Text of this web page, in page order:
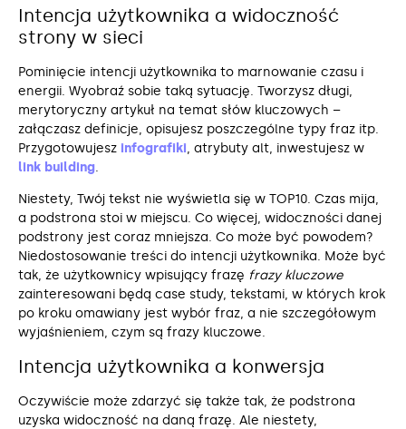
Intencja użytkownika a widoczność
strony w sieci
Pominięcie intencji użytkownika to marnowanie czasu i
energii. Wyobraź sobie taką sytuację. Tworzysz długi,
merytoryczny artykuł na temat słów kluczowych –
załączasz definicje, opisujesz poszczególne typy fraz itp.
Przygotowujesz infografiki, atrybuty alt, inwestujesz w
link building.
Niestety, Twój tekst nie wyświetla się w TOP10. Czas mija,
a podstrona stoi w miejscu. Co więcej, widoczności danej
podstrony jest coraz mniejsza. Co może być powodem?
Niedostosowanie treści do intencji użytkownika. Może być
tak, że użytkownicy wpisujący frazę frazy kluczowe
zainteresowani będą case study, tekstami, w których krok
po kroku omawiany jest wybór fraz, a nie szczegółowym
wyjaśnieniem, czym są frazy kluczowe.
Intencja użytkownika a konwersja
Oczywiście może zdarzyć się także tak, że podstrona
uzyska widoczność na daną frazę. Ale niestety,